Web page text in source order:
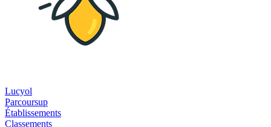
Lucyol
Parcoursup
Établissements
Classements